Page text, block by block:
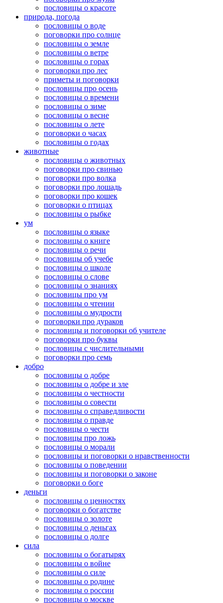
пословицы о красоте
природа, погода
пословицы о воде
поговорки про солнце
пословицы о земле
пословицы о ветре
пословицы о горах
поговорки про лес
приметы и поговорки
пословицы про осень
пословицы о времени
пословицы о зиме
пословицы о весне
пословицы о лете
поговорки о часах
пословицы о годах
животные
пословицы о животных
поговорки про свинью
поговорки про волка
поговорки про лошадь
поговорки про кошек
поговорки о птицах
пословицы о рыбке
ум
пословицы о языке
пословицы о книге
пословицы о речи
пословицы об учебе
пословицы о школе
пословицы о слове
пословицы о знаниях
пословицы про ум
пословицы о чтении
пословицы о мудрости
поговорки про дураков
пословицы и поговорки об учителе
поговорки про буквы
пословицы с числительными
поговорки про семь
добро
пословицы о добре
пословицы о добре и зле
пословицы о честности
пословицы о совести
пословицы о справедливости
пословицы о правде
пословицы о чести
пословицы про ложь
пословицы о морали
пословицы и поговорки о нравственности
пословицы о поведении
пословицы и поговорки о законе
поговорки о боге
деньги
пословицы о ценностях
поговорки о богатстве
пословицы о золоте
пословицы о деньгах
пословицы о долге
сила
пословицы о богатырях
пословицы о войне
пословицы о силе
пословицы о родине
пословицы о россии
пословицы о москве